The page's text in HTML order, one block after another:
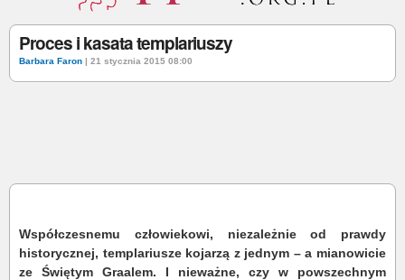
Proces i kasata templariuszy
Barbara Faron | 21 stycznia 2015 08:00
Współczesnemu człowiekowi, niezależnie od prawdy
historycznej, templariusze kojarzą z jednym – a mianowicie
ze Świętym Graalem. I nieważne, czy w powszechnym